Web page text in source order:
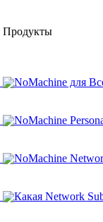
Продукты
NoMachine для
NoMachine
NoMachine
Какая Network